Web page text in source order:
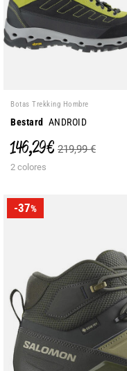
Botas Trekking Hombre
Bestard ANDROID
146,29 € 219,99 €
2 colores
-37%